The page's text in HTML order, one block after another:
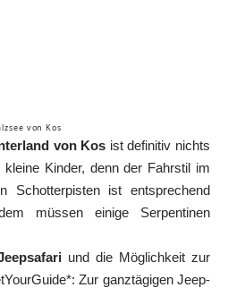
von Kos
von Kos ist definitiv nichts
Kinder, denn der Fahrstil im
Schotterpisten ist entsprechend
müssen einige Serpentinen
und die Möglichkeit zur
Zur ganztägigen Jeep-